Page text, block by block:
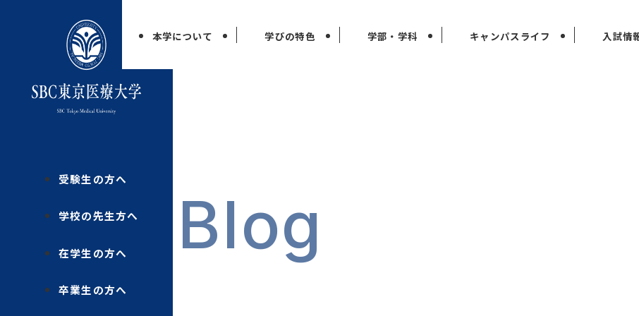
受験生の方へ
学校の先生方へ
在学生の方へ
卒業生の方へ
本学について 学びの特色 学部・学科 キャンパスライフ 入試情
Blog